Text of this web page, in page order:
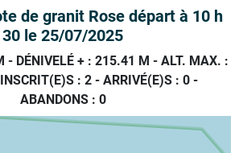
de granit Rose départ à 10 h
30 le 25/07/2025
- DÉNIVELÉ + : 215.41 M - ALT. MAX. :
: 2- ARRIVÉ(E)S : 0-
ABANDONS : 0